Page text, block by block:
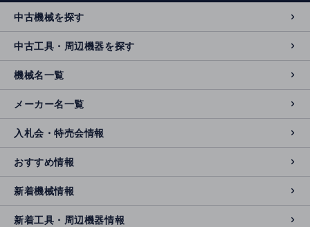
中古機械を探す
中古工具・周辺機器を探す
機械名一覧
メーカー名一覧
入札会・特売会情報
おすすめ情報
新着機械情報
新着工具・周辺機器情報